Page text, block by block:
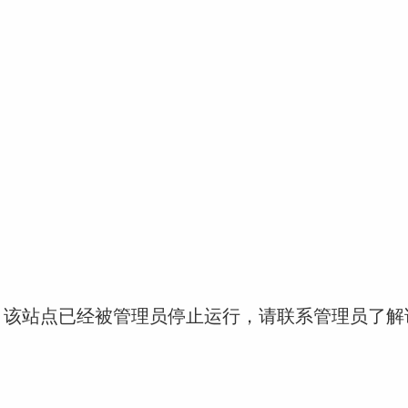
站点已经被管理员停止运行，请联系管理员了